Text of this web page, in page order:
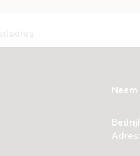
Adres: